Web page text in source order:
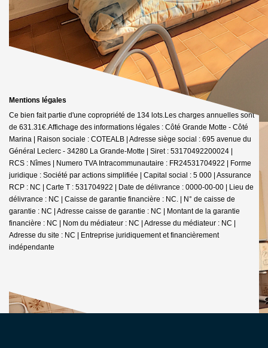
Mentions légales
Ce bien fait partie d'une copropriété de 134 lots.Les charges annuelles sont
de 631.31€. Affichage des informations légales : Côté Grande Motte - Côté
Marina | Raison sociale : COTEALB | Adresse siège social : 695 avenue du
Général Leclerc - 34280 La Grande-Motte | Siret : 53170492200024 |
RCS : Nîmes | Numero TVA Intracommunautaire : FR24531704922 | Forme
juridique : Société par actions simplifiée | Capital social : 5 000 | Assurance
RCP : NC | Carte T : 531704922 | Date de délivrance : 0000-00-00 | Lieu de
délivrance : NC | Caisse de garantie financière : NC. | N° de caisse de
garantie : NC | Adresse caisse de garantie : NC | Montant de la garantie
financière : NC | Nom du médiateur : NC | Adresse du médiateur : NC |
Adresse du site : NC | Entreprise juridiquement et financièrement
indépendante